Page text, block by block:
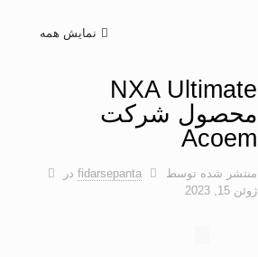
نمایش همه
NXA Ultimate
محصول شرکت
Acoem
منتشر شده توسط fidarsepanta در
ژوئن 15, 2023